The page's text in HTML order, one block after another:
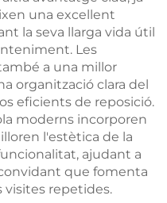
una excellent
la seva llarga vida útil
Les
a una millor
organització clara del
eficients de reposició.
moderns incorporen
l'estètica de la
ajudant a
que fomenta
repetides.